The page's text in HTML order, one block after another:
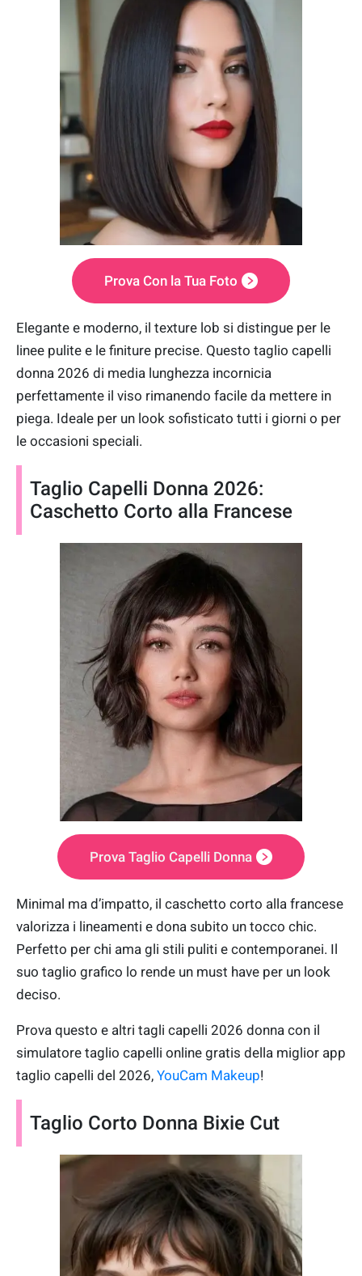
Prova Con la Tua Foto
Elegante e moderno, il texture lob si distingue per le
linee pulite e le finiture precise. Questo taglio capelli
donna 2026 di media lunghezza incornicia
perfettamente il viso rimanendo facile da mettere in
piega. Ideale per un look sofisticato tutti i giorni o per
le occasioni speciali.
Taglio Capelli Donna 2026:
Caschetto Corto alla Francese
Prova Taglio Capelli Donna
Minimal ma d’impatto, il caschetto corto alla francese
valorizza i lineamenti e dona subito un tocco chic.
Perfetto per chi ama gli stili puliti e contemporanei. Il
suo taglio grafico lo rende un must have per un look
deciso.
Prova questo e altri tagli capelli 2026 donna con il
simulatore taglio capelli online gratis della miglior app
taglio capelli del 2026, YouCam Makeup!
Taglio Corto Donna Bixie Cut